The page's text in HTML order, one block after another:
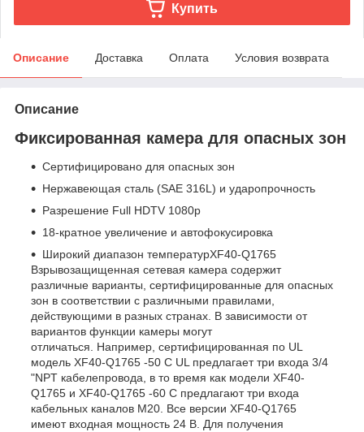
Купить
Описание Доставка Оплата Условия возврата
Описание
Фиксированная камера для опасных зон
Сертифицировано для опасных зон
Нержавеющая сталь (SAE 316L) и ударопрочность
Разрешение Full HDTV 1080p
18-кратное увеличение и автофокусировка
Широкий диапазон температурXF40-Q1765
Взрывозащищенная сетевая камера содержит
различные варианты, сертифицированные для опасных
зон в соответствии с различными правилами,
действующими в разных странах. В зависимости от
вариантов функции камеры могут
отличаться. Например, сертифицированная по UL
модель XF40-Q1765 -50 C UL предлагает три входа 3/4
"NPT кабелепровода, в то время как модели XF40-
Q1765 и XF40-Q1765 -60 C предлагают три входа
кабельных каналов M20. Все версии XF40-Q1765
имеют входная мощность 24 В. Для получения